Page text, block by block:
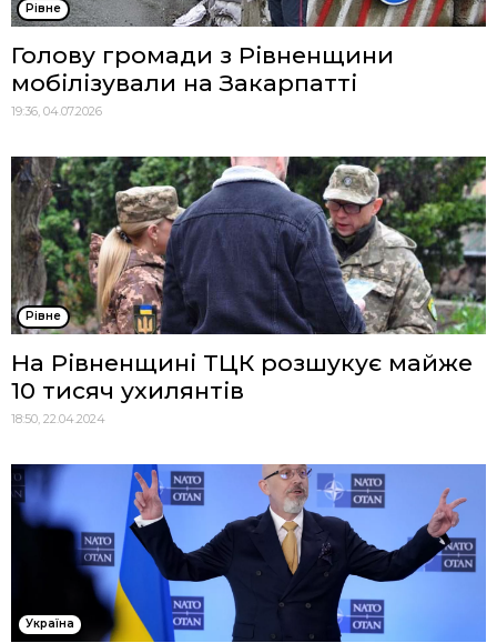
Рівне
Голову громади з Рівненщини
мобілізували на Закарпатті
19:36, 04.07.2026
Рівне
На Рівненщині ТЦК розшукує майже
10 тисяч ухилянтів
18:50, 22.04.2024
Україна